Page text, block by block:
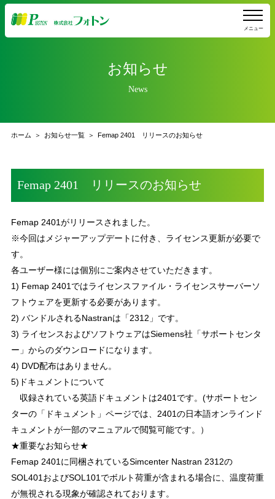
メニュー
お知らせ
News
ホーム お知らせ一覧 Femap 2401 リリースのお知らせ
Femap 2401 リリースのお知らせ
Femap 2401がリリースされました。
※今回はメジャーアップデートに付き、ライセンス更新が必要で
す。
各ユーザー様には個別にご案内させていただきます。
1) Femap 2401ではライセンスファイル・ライセンスサーバーソ
フトウェアを更新する必要があります。
2) バンドルされるNastranは「2312」です。
3) ライセンスおよびソフトウェアはSiemens社「サポートセンタ
ー」からのダウンロードになります。
4) DVD配布はありません。
5)ドキュメントについて
収録されている英語ドキュメントは2401です。(サポートセン
ターの「ドキュメント」ページでは、2401の日本語オンラインド
キュメントが一部のマニュアルで閲覧可能です。）
★重要なお知らせ★
Femap 2401に同梱されているSimcenter Nastran 2312の
SOL401およびSOL101でボルト荷重が含まれる場合に、温度荷重
が無視される現象が確認されております。